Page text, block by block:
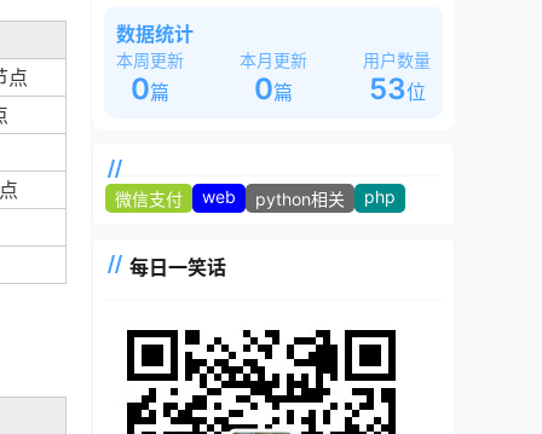
点
数据统计
本周更新
0篇
本月更新
0篇
用户数量
53位
微信支付 web python相关 php
每日一笑话